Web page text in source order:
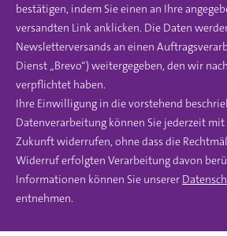
bestätigen, indem Sie einen an Ihre
versandten Link anklicken. Die Daten
Newsletterversands an einen
Dienst „Brevo“) weitergegeben, den wir
verpflichtet haben.
Ihre Einwilligung in die vorstehend
Datenverarbeitung können Sie jederzeit
Zukunft widerrufen, ohne dass die
Widerruf erfolgten Verarbeitung davon
Informationen können Sie unserer
entnehmen.